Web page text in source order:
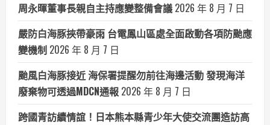
周永暉董事長親自主持應變整備會議 2026 年 8 月 7 日
嚴防白海豚挾帶豪雨 台電鳳山區處全面啟動各項防颱應
變機制 2026 年 8 月 7 日
颱風白海豚接近 海保署提醒勿前往海邊活動 發現海洋
廢棄物可透過MDCN通報 2026 年 8 月 7 日
跨國青訪續情誼！日本熊本縣青少年大使交流團造訪高